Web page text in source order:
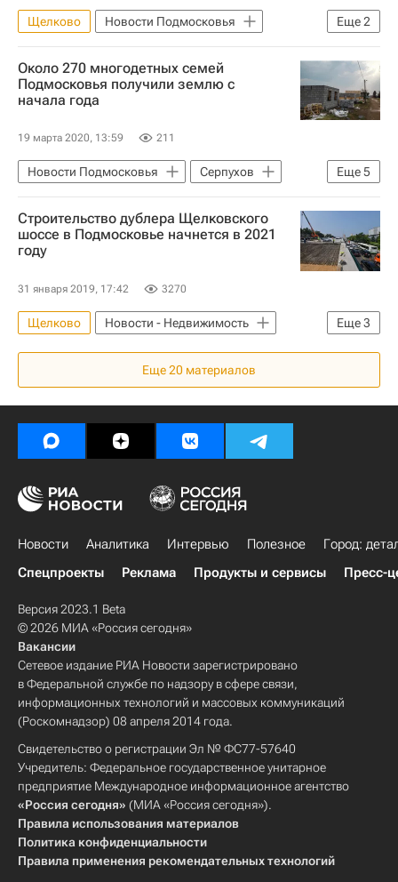
Еще2
Щелково
Новости Подмосковья
Зоя Космодемьянская
Московская область (Подмосковье)
Около 270 многодетных семей
Подмосковья получили землю с
начала года
19 марта 2020, 13:59 211
Еще5
Новости Подмосковья
Серпухов
Чехов
Московская область (Подмосковье)
Земельные участки
Многодетные семьи
Строительство дублера Щелковского
шоссе в Подмосковье начнется в 2021
году
31 января 2019, 17:42 3270
Еще3
Щелково
Новости - Недвижимость
Московская область (Подмосковье)
Дороги
Еще20 материалов
Новости Аналитика Интервью Полезное
Город:
Спецпроекты
Реклама Продукты и сервисы Пресс-
Версия 2023.1 Beta
© 2026 МИА «Россия сегодня»
Вакансии
Сетевое издание РИА Новости зарегистрировано
в Федеральной службе по надзору в сфере связи,
информационных технологий и массовых коммуникаций
(Роскомнадзор) 08 апреля 2014 года.
Свидетельство о регистрации Эл № ФС77-57640
Учредитель: Федеральное государственное унитарное
предприятие Международное информационное агентство
«Россия сегодня» (МИА «Россия сегодня»).
Правила использования материалов
Политика конфиденциальности
Правила применения рекомендательных технологий